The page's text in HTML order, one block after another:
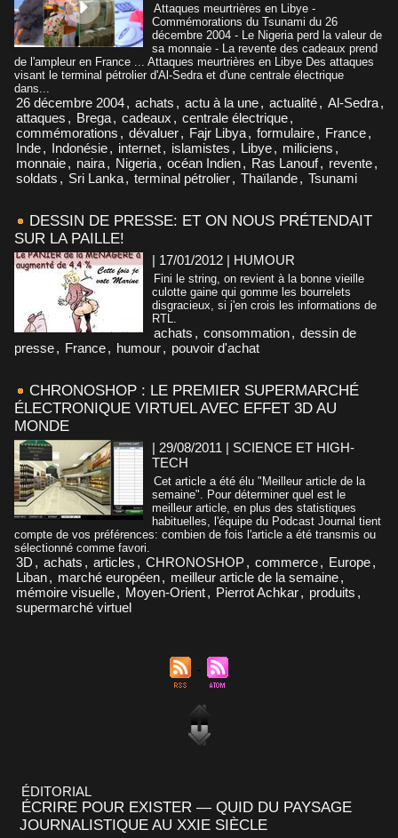
Attaques meurtrières en Libye -
Commémorations du Tsunami du 26
décembre 2004 - Le Nigeria perd la valeur de
sa monnaie - La revente des cadeaux prend
de l'ampleur en France ... Attaques meurtrières en Libye Des attaques
visant le terminal pétrolier d'Al-Sedra et d'une centrale électrique
dans...
26 décembre 2004, achats , actu à la une, actualité, Al-Sedra,
attaques , Brega, cadeaux , centrale électrique,
commémorations , dévaluer, Fajr Libya, formulaire, France,
Inde, Indonésie, internet, islamistes , Libye, miliciens ,
monnaie, naira, Nigeria, océan Indien, Ras Lanouf, revente,
soldats , Sri Lanka, terminal pétrolier, Thaïlande, Tsunami
DESSIN DE PRESSE: ET ON NOUS PRÉTENDAIT
SUR LA PAILLE!
| 17/01/2012 | HUMOUR
Fini le string, on revient à la bonne vieille
culotte gaine qui gomme les bourrelets
disgracieux, si j'en crois les informations de
RTL.
achats , consommation, dessin de
presse, France, humour, pouvoir d'achat
CHRONOSHOP : LE PREMIER SUPERMARCHÉ
ÉLECTRONIQUE VIRTUEL AVEC EFFET 3D AU
MONDE
| 29/08/2011 | SCIENCE ET HIGH-
TECH
Cet article a été élu "Meilleur article de la
semaine". Pour déterminer quel est le
meilleur article, en plus des statistiques
habituelles, l'équipe du Podcast Journal tient
compte de vos préférences: combien de fois l'article a été transmis ou
sélectionné comme favori.
3D , achats , articles , CHRONOSHOP, commerce, Europe,
Liban, marché européen, meilleur article de la semaine,
mémoire visuelle, Moyen-Orient, Pierrot Achkar, produits ,
supermarché virtuel
ÉDITORIAL
ÉCRIRE POUR EXISTER — QUID DU PAYSAGE
JOURNALISTIQUE AU XXIE SIÈCLE